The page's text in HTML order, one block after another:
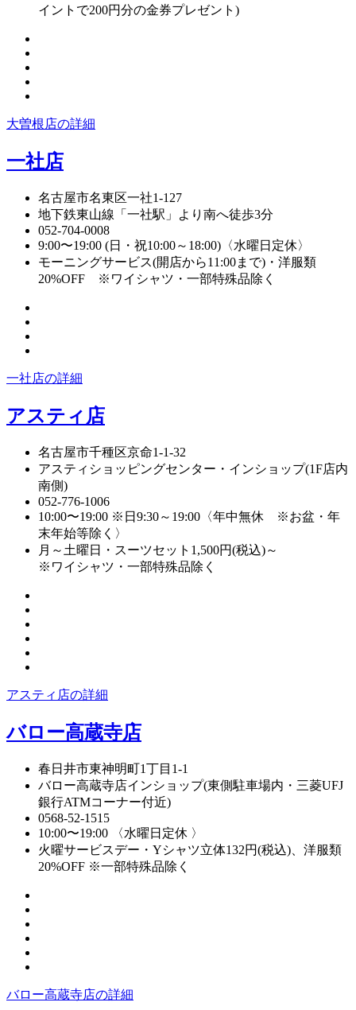
イントで200円分の金券プレゼント)
大曽根店の詳細
一社店
名古屋市名東区一社1-127
地下鉄東山線「一社駅」より南へ徒歩3分
052-704-0008
9:00〜19:00 (日・祝10:00～18:00)〈水曜日定休〉
モーニングサービス(開店から11:00まで)・洋服類
20%OFF ※ワイシャツ・一部特殊品除く
一社店の詳細
アスティ店
名古屋市千種区京命1-1-32
アスティショッピングセンター・インショップ(1F店内
南側)
052-776-1006
10:00〜19:00 ※日9:30～19:00〈年中無休 ※お盆・年
末年始等除く〉
月～土曜日・スーツセット1,500円(税込)～
※ワイシャツ・一部特殊品除く
アスティ店の詳細
バロー高蔵寺店
春日井市東神明町1丁目1-1
バロー高蔵寺店インショップ(東側駐車場内・三菱UFJ
銀行ATMコーナー付近)
0568-52-1515
10:00〜19:00 〈水曜日定休 〉
火曜サービスデー・Yシャツ立体132円(税込)、洋服類
20%OFF ※一部特殊品除く
バロー高蔵寺店の詳細